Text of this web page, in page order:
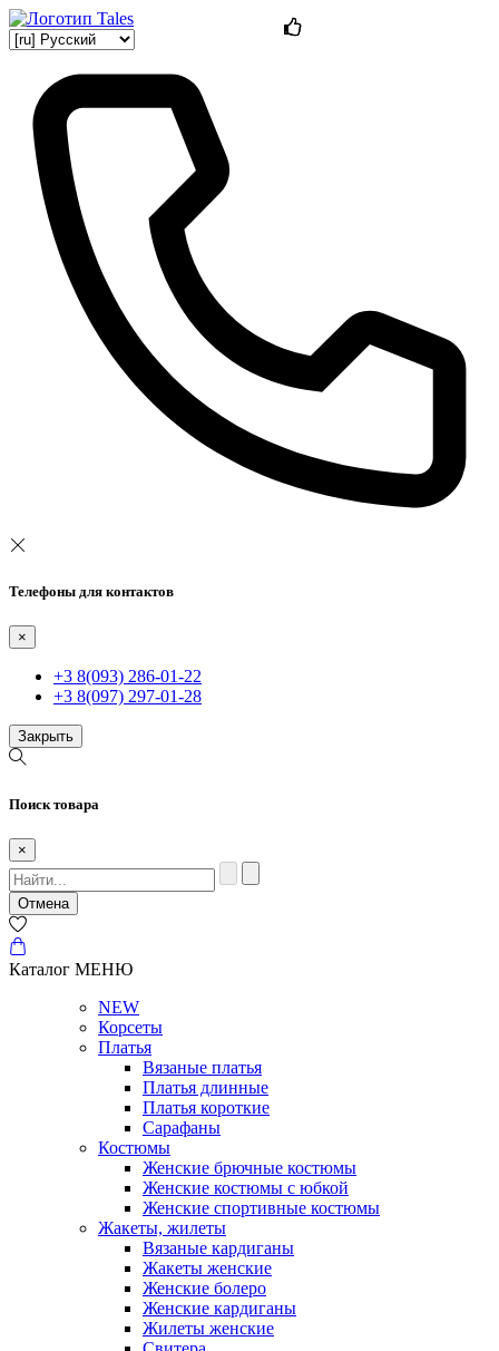
Телефоны для контактов
×
+3 8(093) 286-01-22
+3 8(097) 297-01-28
Закрыть
Поиск товара
×
Отмена
Каталог МЕНЮ
NEW
Корсеты
Платья
Вязаные платья
Платья длинные
Платья короткие
Сарафаны
Костюмы
Женские брючные костюмы
Женские костюмы с юбкой
Женские спортивные костюмы
Жакеты, жилеты
Вязаные кардиганы
Жакеты женские
Женские болеро
Женские кардиганы
Жилеты женские